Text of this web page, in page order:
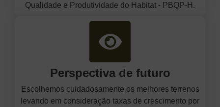
Qualidade e Produtividade do Habitat - PBQP-H.
Perspectiva de futuro
Escolhemos cuidadosamente os melhores terrenos
levando em consideração taxas de crescimento por